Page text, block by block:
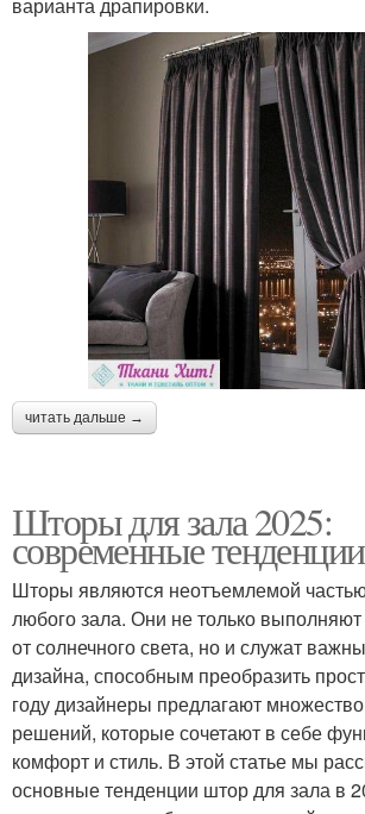
варианта драпировки.
читать дальше →
Шторы для зала 2025:
современные
Шторы являются неотъемлемой
любого зала. Они не только
от солнечного света, но и служат
дизайна, способным преобразить
году дизайнеры предлагают
решений, которые сочетают в себе
комфорт и стиль. В этой статье мы
основные тенденции штор для зала в